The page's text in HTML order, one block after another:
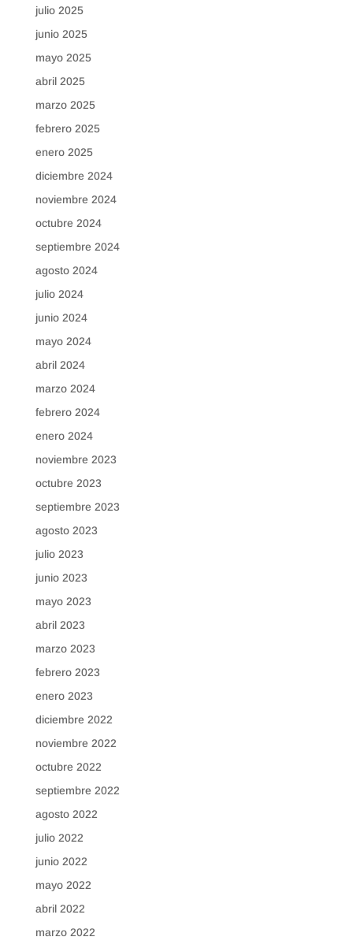
julio 2025
junio 2025
mayo 2025
abril 2025
marzo 2025
febrero 2025
enero 2025
diciembre 2024
noviembre 2024
octubre 2024
septiembre 2024
agosto 2024
julio 2024
junio 2024
mayo 2024
abril 2024
marzo 2024
febrero 2024
enero 2024
noviembre 2023
octubre 2023
septiembre 2023
agosto 2023
julio 2023
junio 2023
mayo 2023
abril 2023
marzo 2023
febrero 2023
enero 2023
diciembre 2022
noviembre 2022
octubre 2022
septiembre 2022
agosto 2022
julio 2022
junio 2022
mayo 2022
abril 2022
marzo 2022